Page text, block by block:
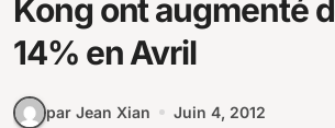
Kong ont augmenté
14% en Avril
par Jean Xian
Juin 4, 2012